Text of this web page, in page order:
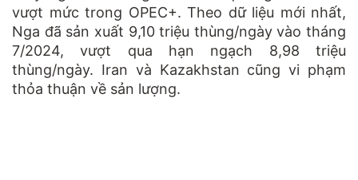
vượt mức trong OPEC+. Theo dữ liệu mới nhất,
Nga đã sản xuất 9,10 triệu thùng/ngày vào tháng
7/2024, vượt qua hạn ngạch 8,98 triệu
thùng/ngày. Iran và Kazakhstan cũng vi phạm
thỏa thuận về sản lượng.